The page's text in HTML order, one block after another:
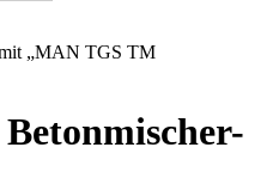
„MAN TGS TM